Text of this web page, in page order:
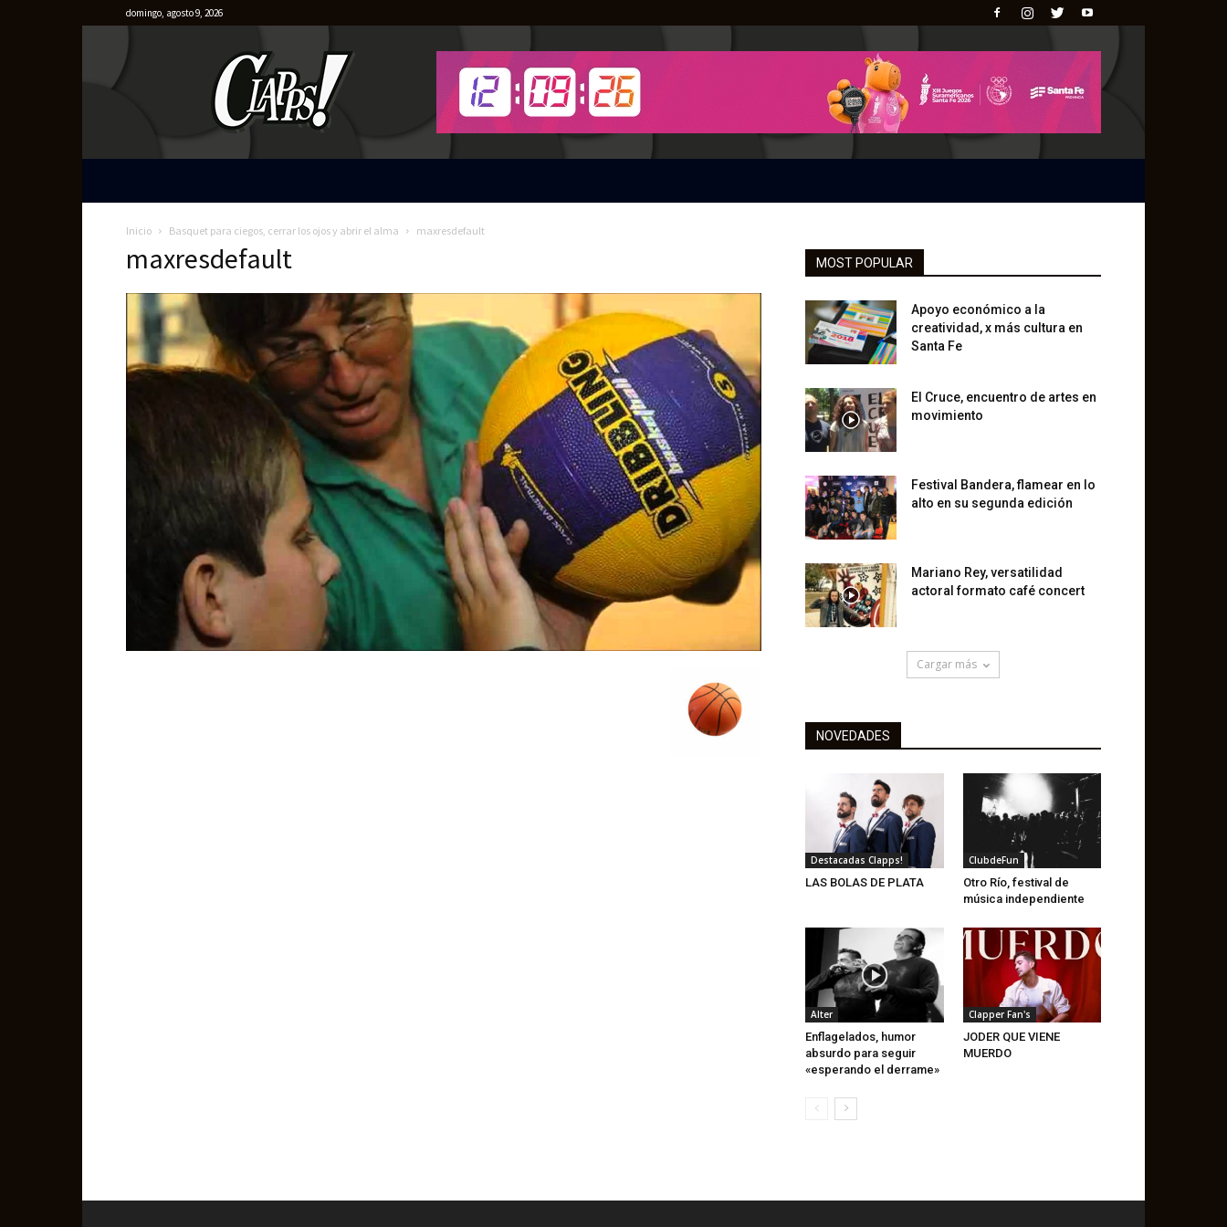
domingo, agosto 9, 2026
Inicio Basquet para ciegos, cerrar los ojos y abrir el alma maxresdefault
maxresdefault MOST POPULAR
Apoyo económico a la
creatividad, x más cultura en
Santa Fe
El Cruce, encuentro de artes en
movimiento
Festival Bandera, flamear en lo
alto en su segunda edición
Mariano Rey, versatilidad
actoral formato café concert
Cargar más
NOVEDADES
Destacadas Clapps!
LAS BOLAS DE PLATA
ClubdeFun
Otro Río, festival de
música independiente
Alter
Enflagelados, humor
absurdo para seguir
«esperando el derrame»
Clapper Fan's
JODER QUE VIENE
MUERDO